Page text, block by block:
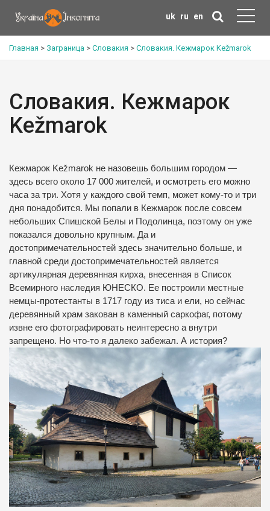
uk ru en
Главная > Заграница > Словакия > Словакия. Кежмарок Kežmarok
Словакия. Кежмарок
Kežmarok
Кежмарок Kežmarok не назовешь большим городом —
здесь всего около 17 000 жителей, и осмотреть его можно
часа за три. Хотя у каждого свой темп, может кому-то и три
дня понадобится. Мы попали в Кежмарок после совсем
небольших Спишской Белы и Подолинца, поэтому он уже
показался довольно крупным. Да и
достопримечательностей здесь значительно больше, и
главной среди достопримечательностей является
артикулярная деревянная кирха, внесенная в Список
Всемирного наследия ЮНЕСКО. Ее построили местные
немцы-протестанты в 1717 году из тиса и ели, но сейчас
деревянный храм закован в каменный саркофаг, потому
извне его фотографировать неинтересно а внутри
запрещено. Но что-то я далеко забежал. А история?